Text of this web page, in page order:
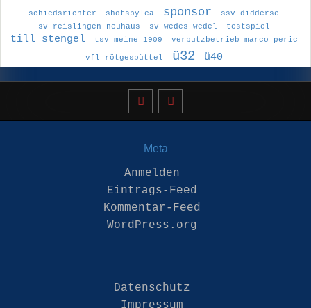
schiedsrichter shotsbylea sponsor
ssv didderse
sv reislingen-neuhaus
sv wedes-wedel testspiel
till stengel tsv meine 1909 verputzbetrieb marco peric
vfl rötgesbüttel ü32 ü40
Meta
Anmelden
Eintrags-Feed
Kommentar-Feed
WordPress.org
Datenschutz
Impressum